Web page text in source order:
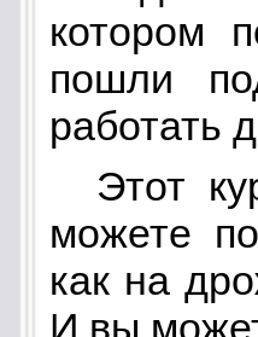
котором
пошли
работать
Этот
можете
как на
И вы